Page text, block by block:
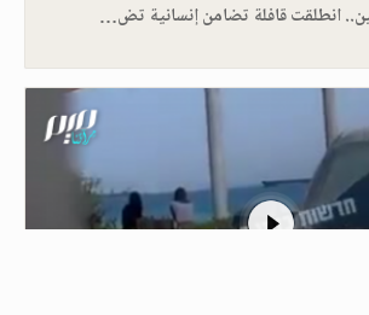
انطلقت قافلة تضامن إنسانية تض…